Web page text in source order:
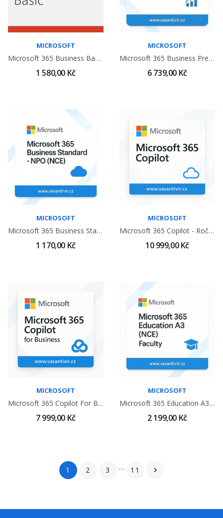
MICROSOFT
Microsoft 365 Business Basic CSP ( 1 Rok / 1...
1 580,00 Kč
MICROSOFT
Microsoft 365 Business Premium (NCE) Bez Teams
6 739,00 Kč
MICROSOFT
Microsoft 365 Business Standard - NPO (NCE)
1 170,00 Kč
MICROSOFT
Microsoft 365 Copilot - Roční Předplatné
10 999,00 Kč
MICROSOFT
Microsoft 365 Copilot For Business - Roční...
7 999,00 Kč
MICROSOFT
Microsoft 365 Education A3 (NCE) Faculty
2 199,00 Kč
1 2 3 … 11 